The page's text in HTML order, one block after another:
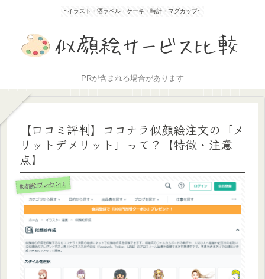
~イラスト・酒ラベル・ケーキ・時計・マグカップ~
PRが含まれる場合があります
【口コミ評判】ココナラ似顔絵注文の「メ
リットデメリット」って？【特徴・注意
点】
似顔絵プレゼント